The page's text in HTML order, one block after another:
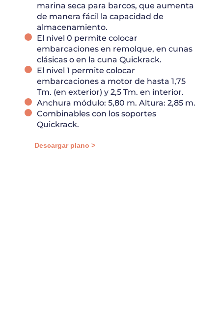
marina seca para barcos, que aumenta
de manera fácil la capacidad de
almacenamiento.
El nivel 0 permite colocar
embarcaciones en remolque, en cunas
clásicas o en la cuna Quickrack.
El nivel 1 permite colocar
embarcaciones a motor de hasta 1,75
Tm. (en exterior) y 2,5 Tm. en interior.
Anchura módulo: 5,80 m. Altura: 2,85 m.
Combinables con los soportes
Quickrack.
Descargar plano >